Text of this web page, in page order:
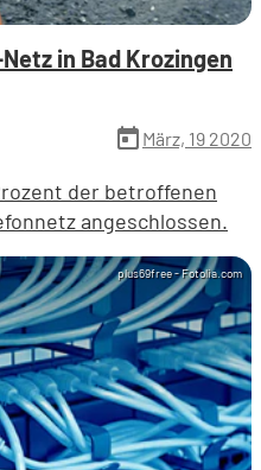
in Bad Krozingen
today März, 19 2020
der betroffenen
angeschlossen.
plus69free - Fotolia.com